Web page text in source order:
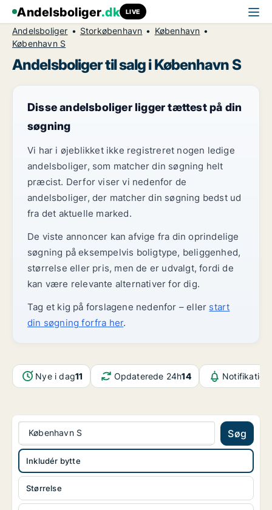
Andelsboliger.dk LIVE
Andelsboliger Storkøbenhavn
København
København S
Andelsboliger til salg i København S
Disse andelsboliger ligger tættest på din
søgning
Vi har i øjeblikket ikke registreret nogen ledige
andelsboliger, som matcher din søgning helt
præcist. Derfor viser vi nedenfor de
andelsboliger, der matcher din søgning bedst ud
fra det aktuelle marked.
De viste annoncer kan afvige fra din oprindelige
søgning på eksempelvis boligtype, beliggenhed,
størrelse eller pris, men de er udvalgt, fordi de
kan være relevante alternativer for dig.
Tag et kig på forslagene nedenfor – eller start
din søgning forfra her.
Nye i dag11 Opdaterede 24h14
København S Søg
Størrelse
Inkludér bytte